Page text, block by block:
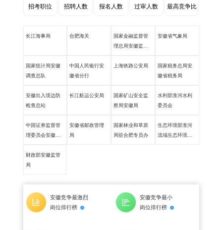
招考职位 招聘人数 报名人数 过审人数 最高竞争比
长江海事局 合肥海关
国家金融监督管
理总局安徽监管
安徽省气象局
国家统计局安徽
调查总队
中国人民银行安
徽省分行
上海铁路公安局
国家税务总局安
徽省税务局
安徽出入境边防
检查总站
长江航运公安局
国家矿山安全监
察局安徽局
水利部淮河水利
委员会
中国证券监督管
理委员会安徽监
安徽省邮政管理
局
国家林业和草原
局驻合肥专员办
生态环境部淮河
流域生态环境监
财政部安徽监管
局
安徽竞争最激烈
岗位排行榜
安徽竞争最小
岗位排行榜